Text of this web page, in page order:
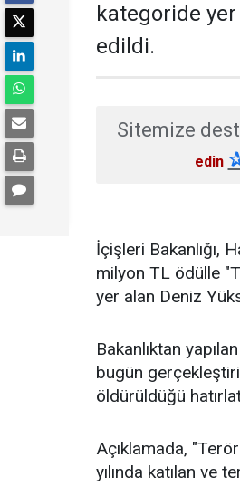
kategoride
edildi.
Sitemize
edin
İçişleri Bakanlığı,
milyon TL ödülle
yer alan Deniz
Bakanlıktan
bugün
öldürüldüğü
Açıklamada,
yılında katılan ve